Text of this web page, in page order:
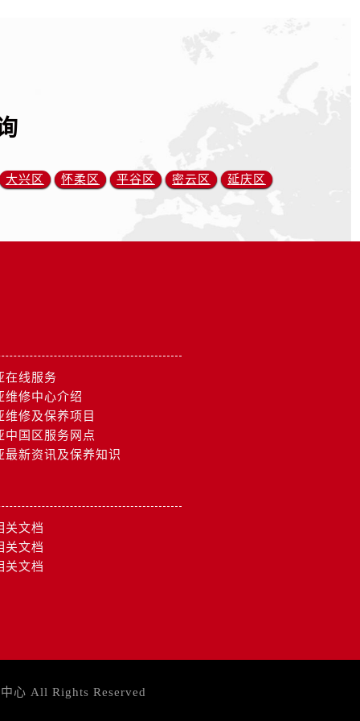
大兴区 怀柔区 平谷区 密云区 延庆区
在线服务
维修中心介绍
维修及保养项目
中国区服务网点
最新资讯及保养知识
关文档
关文档
关文档
心 All Rights Reserved